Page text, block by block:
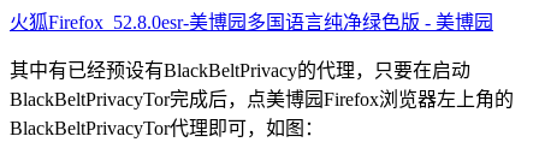
火狐Firefox_52.8.0esr-美博园多国语言纯净绿色版 - 美博园
其中有已经预设有BlackBeltPrivacy的代理，只要在启动
BlackBeltPrivacyTor完成后，点美博园Firefox浏览器左上角的
BlackBeltPrivacyTor代理即可，如图：